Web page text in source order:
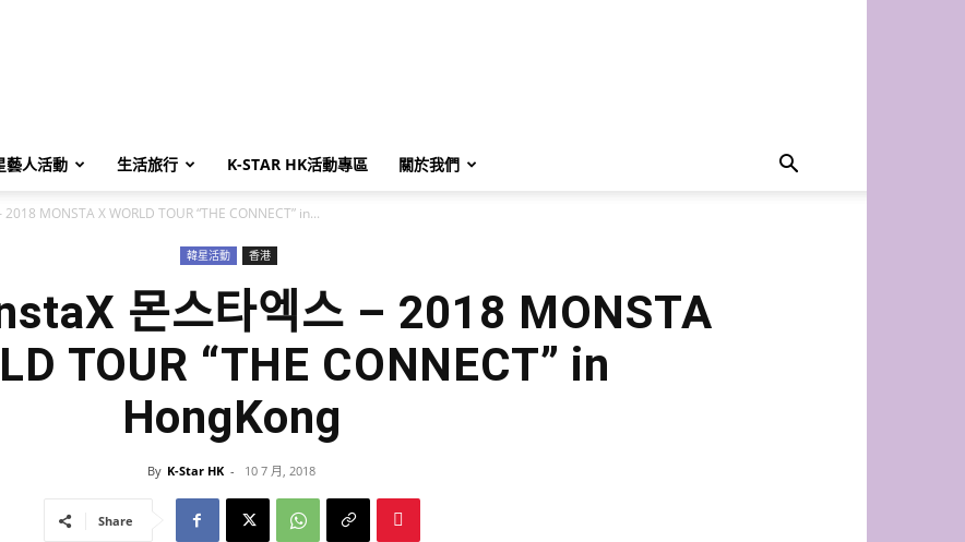
藝人活動 生活旅行 K-STAR HK活動專區 關於我們
MONSTA X WORLD TOUR “THE CONNECT” in...
韓星活動 香港
몬스타엑스 – 2018 MONSTA
TOUR “THE CONNECT” in
HongKong
By K-Star HK - 10 7 月, 2018
Share